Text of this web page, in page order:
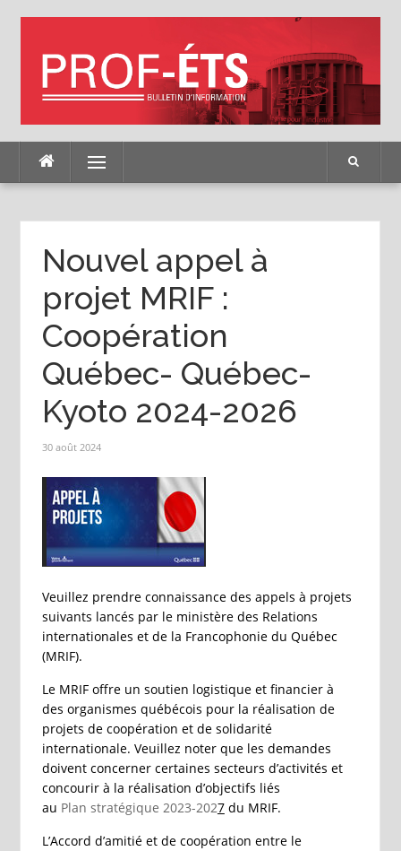
Menu
Nouvel appel à
projet MRIF :
Coopération
Québec- Québec-
Kyoto 2024-2026
30 août 2024
Veuillez prendre connaissance des appels à projets
suivants lancés par le ministère des Relations
internationales et de la Francophonie du Québec
(MRIF).
Le MRIF offre un soutien logistique et financier à
des organismes québécois pour la réalisation de
projets de coopération et de solidarité
internationale. Veuillez noter que les demandes
doivent concerner certaines secteurs d’activités et
concourir à la réalisation d’objectifs liés
au Plan stratégique 2023-2027du MRIF.
L’Accord d’amitié et de coopération entre le